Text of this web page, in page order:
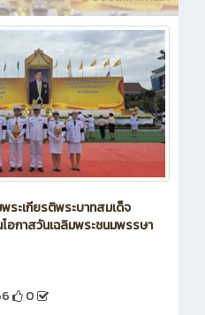
ระเกียรติพระบาทสมเด็จ
โอกาสวันเฉลิมพระชนมพรรษา
0